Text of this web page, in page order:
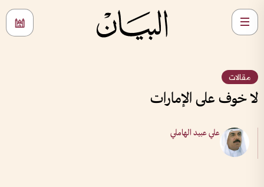
مقالات
لا خوف على الإمارات
علي عبيد الهاملي